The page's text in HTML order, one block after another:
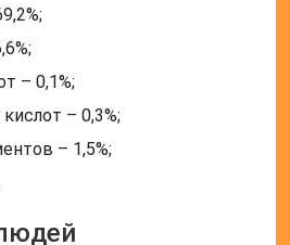
– 0,1%;
– 0,3%;
– 1,5%;